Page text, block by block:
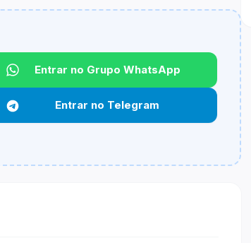
Entrar no Grupo WhatsApp
Entrar no Telegram